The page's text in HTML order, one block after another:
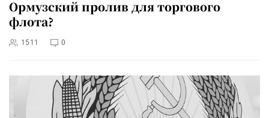
Ормузский пролив для торгового
флота?
1511 0